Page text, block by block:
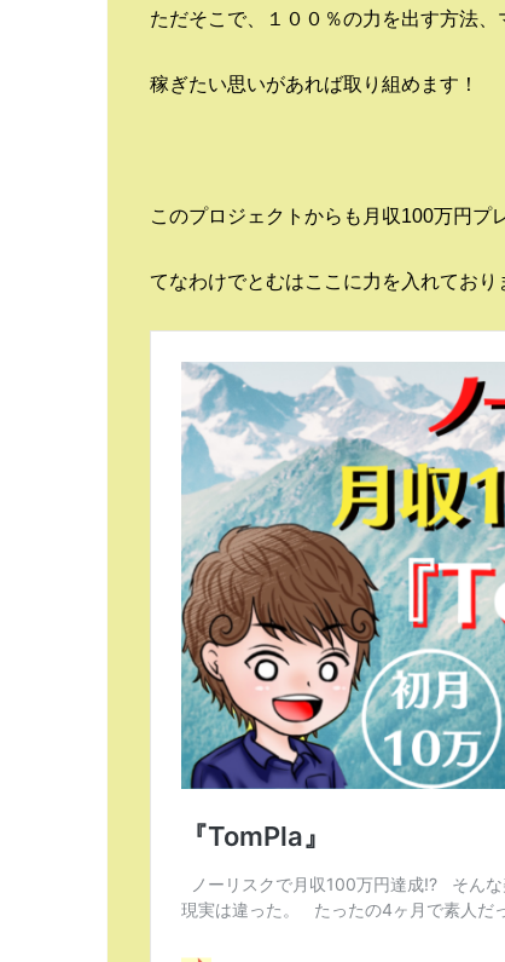
ただそこで、１００％の力を出す方法
稼ぎたい思いがあれば取り組めます！
このプロジェクトからも月収100万円プ
てなわけでとむはここに力を入れており